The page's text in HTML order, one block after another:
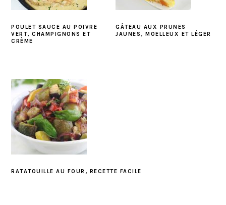
POULET SAUCE AU POIVRE
VERT, CHAMPIGNONS ET
CRÈME
GÂTEAU AUX PRUNES
JAUNES, MOELLEUX ET LÉGER
RATATOUILLE AU FOUR, RECETTE FACILE